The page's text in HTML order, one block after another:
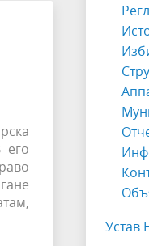
его
Устав